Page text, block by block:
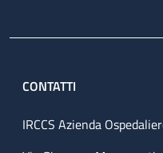
CONTATTI
IRCCS Azienda